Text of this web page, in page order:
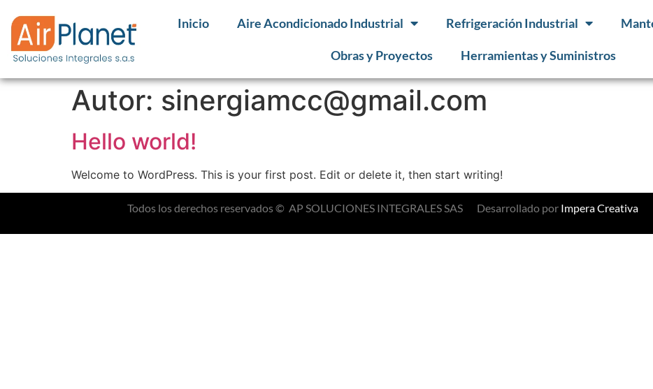
Inicio Aire Acondicionado Industrial Refrigeración Industrial
Obras y Proyectos Herramientas y Suministros
Autor: sinergiamcc@gmail.com
Hello world!
Welcome to WordPress. This is your first post. Edit or delete it, then start writing!
Todos los derechos reservados © AP SOLUCIONES INTEGRALES SAS Desarrollado por Impera Creativa